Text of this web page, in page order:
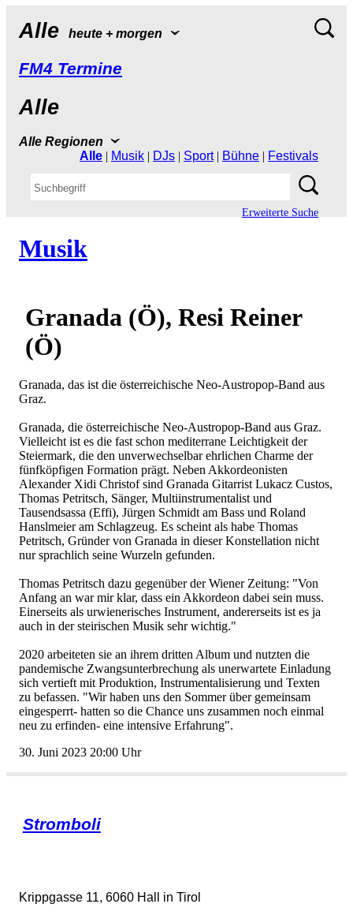
Alle heute+morgen
FM4Termine
Alle
AlleRegionen
Alle | Musik | DJs | Sport| Bühne | Festivals
ErweiterteSuche
Musik
Granada(Ö),ResiReiner
(Ö)
Granada,dasistdieösterreichischeNeo-Austropop-Bandaus
Graz.
Granada,dieösterreichischeNeo-Austropop-BandausGraz.
VielleichtistesdiefastschonmediterraneLeichtigkeitder
Steiermark,diedenunverwechselbarehrlichenCharmeder
fünfköpfigenFormationprägt.NebenAkkordeonisten
AlexanderXidiChristofsindGranadaGitarristLukaczCustos,
ThomasPetritsch,Sänger,Multiinstrumentalistund
Tausendsassa(Effi),JürgenSchmidtamBassundRoland
HanslmeieramSchlagzeug.EsscheintalshabeThomas
Petritsch,GründervonGranadaindieserKonstellationnicht
nursprachlichseineWurzelngefunden.
ThomasPetritschdazugegenüberderWienerZeitung:"Von
Anfanganwarmirklar,dasseinAkkordeondabeiseinmuss.
EinerseitsalsurwienerischesInstrument,andererseitsistesja
auchindersteirischenMusiksehrwichtig."
2020arbeitetensieanihremdrittenAlbumundnutztendie
pandemischeZwangsunterbrechungalsunerwarteteEinladung
sichvertieftmitProduktion,InstrumentalisierungundTexten
zubefassen."WirhabenunsdenSommerübergemeinsam
eingesperrt-hattensodieChanceunszusammennocheinmal
neuzuerfinden-eineintensiveErfahrung".
30.Juni202320:00Uhr
Stromboli
Krippgasse11,6060HallinTirol